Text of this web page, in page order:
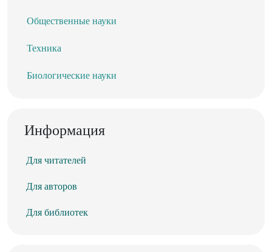
Общественные науки
Техника
Биологические науки
Информация
Для читателей
Для авторов
Для библиотек